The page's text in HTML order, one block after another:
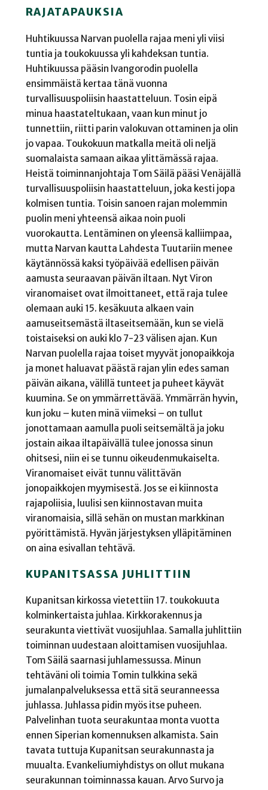
RAJATAPAUKSIA
Huhtikuussa Narvan puolella rajaa meni yli viisi
tuntia ja toukokuussa yli kahdeksan tuntia.
Huhtikuussa pääsin Ivangorodin puolella
ensimmäistä kertaa tänä vuonna
turvallisuuspoliisin haastatteluun. Tosin eipä
minua haastateltukaan, vaan kun minut jo
tunnettiin, riitti parin valokuvan ottaminen ja olin
jo vapaa. Toukokuun matkalla meitä oli neljä
suomalaista samaan aikaa ylittämässä rajaa.
Heistä toiminnanjohtaja Tom Säilä pääsi Venäjällä
turvallisuuspoliisin haastatteluun, joka kesti jopa
kolmisen tuntia. Toisin sanoen rajan molemmin
puolin meni yhteensä aikaa noin puoli
vuorokautta. Lentäminen on yleensä kalliimpaa,
mutta Narvan kautta Lahdesta Tuutariin menee
käytännössä kaksi työpäivää edellisen päivän
aamusta seuraavan päivän iltaan. Nyt Viron
viranomaiset ovat ilmoittaneet, että raja tulee
olemaan auki 15. kesäkuuta alkaen vain
aamuseitsemästä iltaseitsemään, kun se vielä
toistaiseksi on auki klo 7-23 välisen ajan. Kun
Narvan puolella rajaa toiset myyvät jonopaikkoja
ja monet haluavat päästä rajan ylin edes saman
päivän aikana, välillä tunteet ja puheet käyvät
kuumina. Se on ymmärrettävää. Ymmärrän hyvin,
kun joku – kuten minä viimeksi – on tullut
jonottamaan aamulla puoli seitsemältä ja joku
jostain aikaa iltapäivällä tulee jonossa sinun
ohitsesi, niin ei se tunnu oikeudenmukaiselta.
Viranomaiset eivät tunnu välittävän
jonopaikkojen myymisestä. Jos se ei kiinnosta
rajapoliisia, luulisi sen kiinnostavan muita
viranomaisia, sillä sehän on mustan markkinan
pyörittämistä. Hyvän järjestyksen ylläpitäminen
on aina esivallan tehtävä.
KUPANITSASSA JUHLITTIIN
Kupanitsan kirkossa vietettiin 17. toukokuuta
kolminkertaista juhlaa. Kirkkorakennus ja
seurakunta viettivät vuosijuhlaa. Samalla juhlittiin
toiminnan uudestaan aloittamisen vuosijuhlaa.
Tom Säilä saarnasi juhlamessussa. Minun
tehtäväni oli toimia Tomin tulkkina sekä
jumalanpalveluksessa että sitä seuranneessa
juhlassa. Juhlassa pidin myös itse puheen.
Palvelinhan tuota seurakuntaa monta vuotta
ennen Siperian komennuksen alkamista. Sain
tavata tuttuja Kupanitsan seurakunnasta ja
muualta. Evankeliumiyhdistys on ollut mukana
seurakunnan toiminnassa kauan. Arvo Survo ja